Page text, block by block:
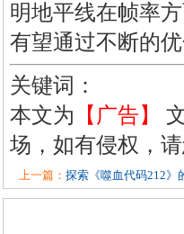
明地平线在帧率
有望通过不断的
关键词：
本文为 【广告】
场，如有侵权，
上一篇： 探索《噬血代码212》